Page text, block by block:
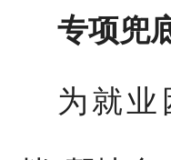
专项兜
为就业